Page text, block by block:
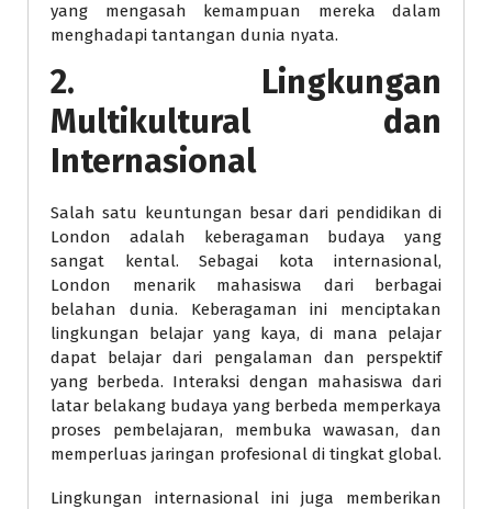
yang mengasah kemampuan mereka dalam
menghadapi tantangan dunia nyata.
2. Lingkungan
Multikultural dan
Internasional
Salah satu keuntungan besar dari pendidikan di
London adalah keberagaman budaya yang
sangat kental. Sebagai kota internasional,
London menarik mahasiswa dari berbagai
belahan dunia. Keberagaman ini menciptakan
lingkungan belajar yang kaya, di mana pelajar
dapat belajar dari pengalaman dan perspektif
yang berbeda. Interaksi dengan mahasiswa dari
latar belakang budaya yang berbeda memperkaya
proses pembelajaran, membuka wawasan, dan
memperluas jaringan profesional di tingkat global.
Lingkungan internasional ini juga memberikan